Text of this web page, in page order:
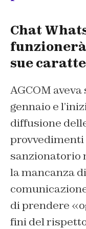
Chat
sue
AGCOM
gennaio e
diffusione
sanzionatorio
la mancanza
di prendere
fini del